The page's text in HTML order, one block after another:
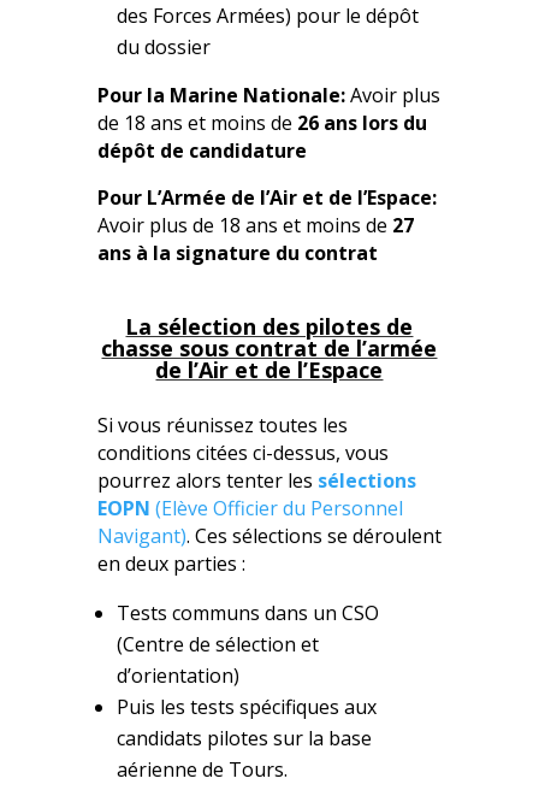
des Forces Armées) pour le dépôt
du dossier
Pour la Marine Nationale:Avoir plus
de 18 ans et moins de 26 ans lors du
dépôt de candidature
Pour L’Armée de l’Air et de l’Espace:
Avoir plus de 18 ans et moins de 27
ans à la signature du contrat
La sélection des pilotes de
chasse sous contrat de l’armée
de l’Air et de l’Espace
Si vous réunissez toutes les
conditions citées ci-dessus, vous
pourrez alors tenter les sélections
EOPN (Elève Officier du Personnel
Navigant). Ces sélections se déroulent
en deux parties :
Tests communs dans un CSO
(Centre de sélection et
d’orientation)
Puis les tests spécifiques aux
candidats pilotes sur la base
aérienne de Tours.